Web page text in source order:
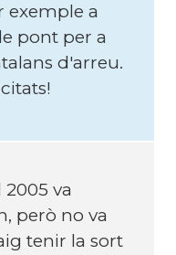
exemple a
pont per a
d'arreu.
va
però no va
tenir la sort